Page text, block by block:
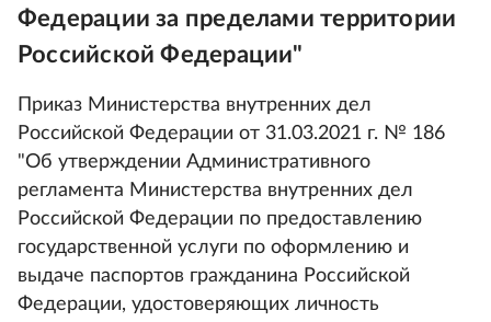
Федерации за пределами территории
Российской Федерации"
Приказ Министерства внутренних дел
Российской Федерации от 31.03.2021 г. № 186
"Об утверждении Административного
регламента Министерства внутренних дел
Российской Федерации по предоставлению
государственной услуги по оформлению и
выдаче паспортов гражданина Российской
Федерации, удостоверяющих личность